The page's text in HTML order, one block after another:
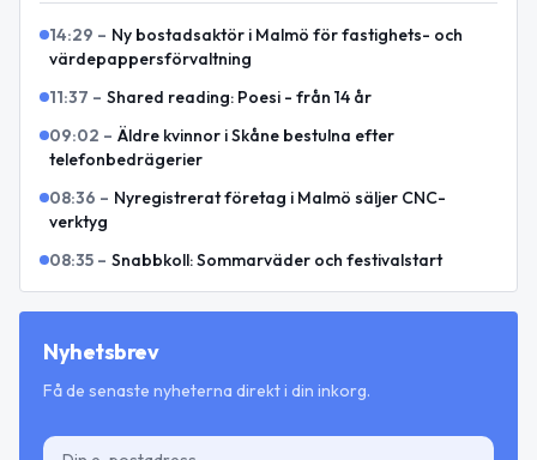
14:29 – Ny bostadsaktör i Malmö för fastighets- och
värdepappersförvaltning
11:37 – Shared reading: Poesi - från 14 år
09:02 – Äldre kvinnor i Skåne bestulna efter
telefonbedrägerier
08:36 – Nyregistrerat företag i Malmö säljer CNC-
verktyg
08:35 – Snabbkoll: Sommarväder och festivalstart
Nyhetsbrev
Få de senaste nyheterna direkt i din inkorg.